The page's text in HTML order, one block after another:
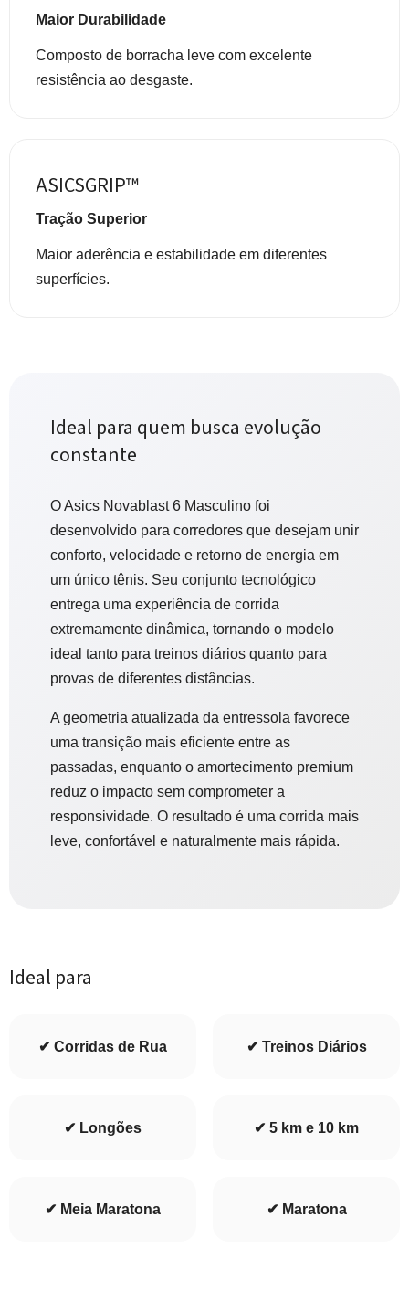
Maior Durabilidade
Composto de borracha leve com excelente
resistência ao desgaste.
ASICSGRIP™
Tração Superior
Maior aderência e estabilidade em diferentes
superfícies.
Ideal para quem busca evolução
constante
O Asics Novablast 6 Masculino foi
desenvolvido para corredores que desejam unir
conforto, velocidade e retorno de energia em
um único tênis. Seu conjunto tecnológico
entrega uma experiência de corrida
extremamente dinâmica, tornando o modelo
ideal tanto para treinos diários quanto para
provas de diferentes distâncias.
A geometria atualizada da entressola favorece
uma transição mais eficiente entre as
passadas, enquanto o amortecimento premium
reduz o impacto sem comprometer a
responsividade. O resultado é uma corrida mais
leve, confortável e naturalmente mais rápida.
Ideal para
✔ Corridas de Rua ✔ Treinos Diários
✔ Longões ✔ 5 km e 10 km
✔ Meia Maratona ✔ Maratona